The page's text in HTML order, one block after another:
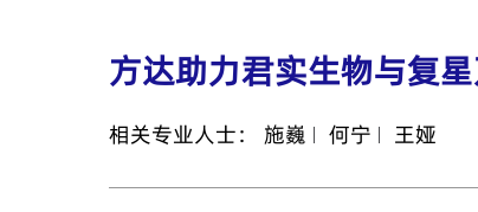
方达助力君实生物与复
相关专业人士： 施巍 何宁 王娅